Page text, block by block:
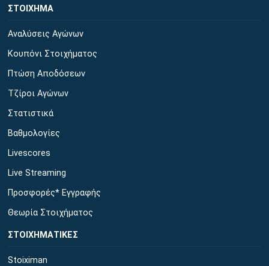
ΣΤΟΙΧΗΜΑ
Αναλύσεις Αγώνων
Κουπόνι Στοιχήματος
Πτώση Αποδόσεων
Τζίροι Αγώνων
Στατιστικά
Βαθμολογίες
Livescores
Live Streaming
Προσφορές* Εγγραφής
Θεωρία Στοιχήματος
ΣΤΟΙΧΗΜΑΤΙΚΕΣ
Stoiximan